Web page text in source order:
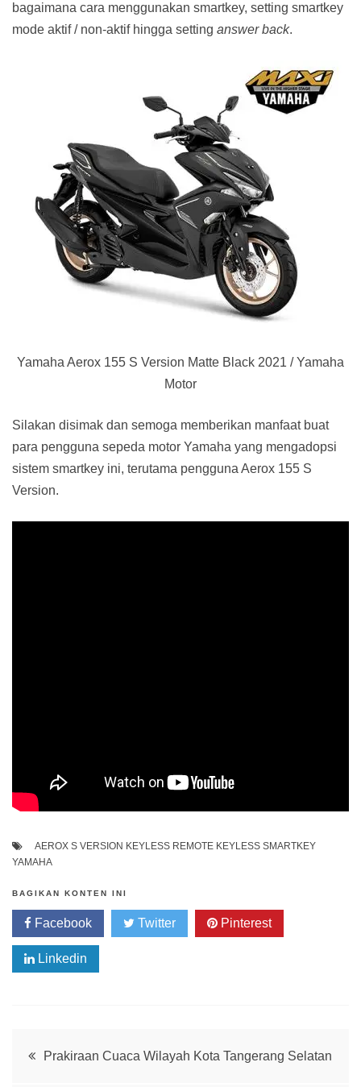
bagaimana cara menggunakan smartkey, setting smartkey
mode aktif / non-aktif hingga setting answer back.
Yamaha Aerox 155 S Version Matte Black 2021 / Yamaha
Motor
Silakan disimak dan semoga memberikan manfaat buat
para pengguna sepeda motor Yamaha yang mengadopsi
sistem smartkey ini, terutama pengguna Aerox 155 S
Version.
AEROX S VERSION KEYLESS REMOTE KEYLESS SMARTKEY
YAMAHA
BAGIKAN KONTEN INI
Facebook Twitter Pinterest
Linkedin
PostPrakiraan Cuaca Wilayah Kota Tangerang Selatan